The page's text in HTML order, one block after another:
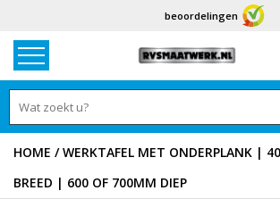
beoordelingen
HOME /WERKTAFEL MET ONDERPLANK |
BREED | 600 OF 700MM DIEP